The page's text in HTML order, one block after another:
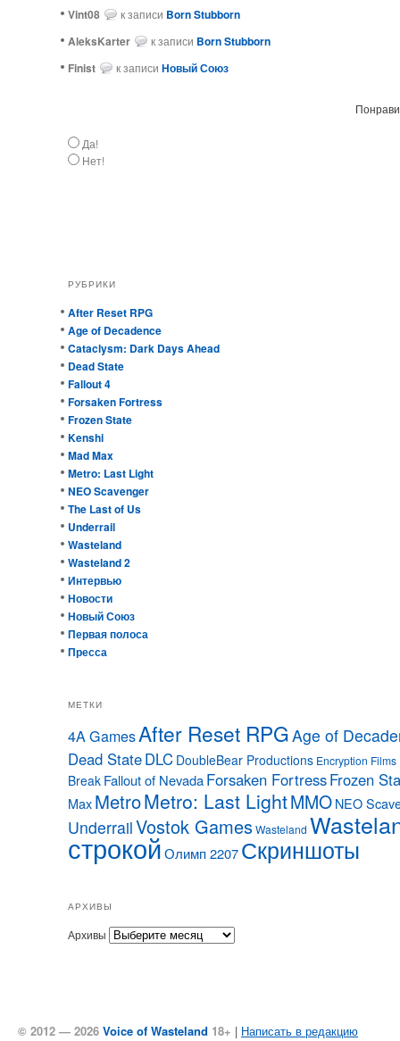
Vint08
к записи Born Stubborn
AleksKarter
к записи Born Stubborn
Finist
к записи Новый Союз
Да!
Нет!
РУБРИКИ
After Reset RPG
Age of Decadence
Cataclysm: Dark Days Ahead
Dead State
Fallout 4
Forsaken Fortress
Frozen State
Kenshi
Mad Max
Metro: Last Light
NEO Scavenger
The Last of Us
Underrail
Wasteland
Wasteland 2
Интервью
Новости
Новый Союз
Первая полоса
Пресса
МЕТКИ
4A GamesAfter Reset RPGAge of
Dead StateDLC DoubleBear Productions Encryption Films
Break Fallout of NevadaForsaken FortressFrozen
MaxMetroMetro: Last LightMMONEO
UnderrailVostok GamesWasteland
строкойОлимп 2207Скриншоты
АРХИВЫ
Архивы
© 2012 — 2026 Voice of Wasteland 18+ | Написать в редакцию